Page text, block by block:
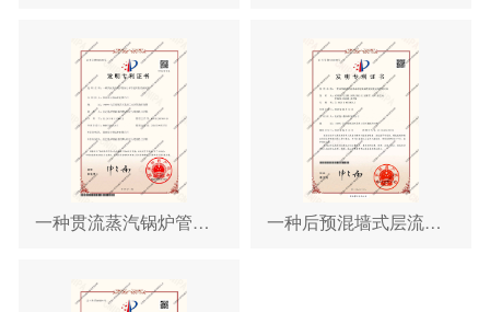
一种贯流蒸汽锅炉管板与水管密封性检测装置 一种后预混墙式层流水冷超低氮燃烧装置及其控制方法